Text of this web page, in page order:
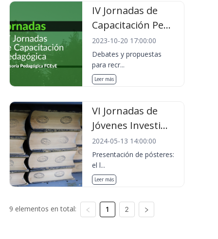
IV Jornadas de
Capacitación Pe...
2023-10-20 17:00:00
Debates y propuestas
para recr...
Leer más
VI Jornadas de
Jóvenes Investi...
2024-05-13 14:00:00
Presentación de pósteres:
el l...
Leer más
9 elementos en total: 1 2